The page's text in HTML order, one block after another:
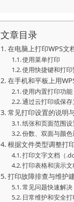
文章目录
在电脑上打印WPS文
使用菜单打印
使用快捷键和打
在手机和平板上用
使用内置打印功能
通过云打印或保存
常见打印设置的说明
纸张和页面范围设
份数、双面与颜
根据文件类型调整打
打印文字文档（
打印表格和演示文
打印故障排查与维护
常见问题快速解决
日常维护和安全